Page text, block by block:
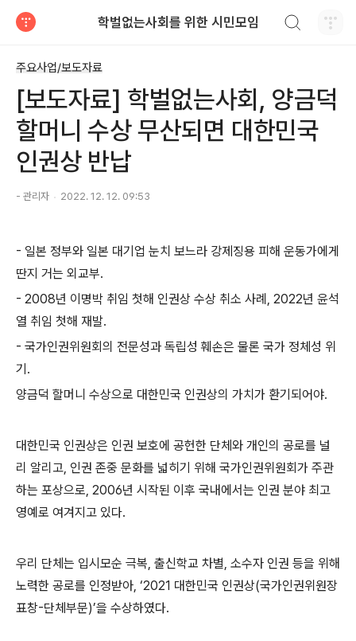
학벌없는사회를 위한 시민모임
주요사업/보도자료
[보도자료] 학벌없는사회, 양금덕
할머니 수상 무산되면 대한민국
인권상 반납
- 관리자 2022. 12. 12. 09:53
- 일본 정부와 일본 대기업 눈치 보느라 강제징용 피해 운동가에게
딴지 거는 외교부.
- 2008년 이명박 취임 첫해 인권상 수상 취소 사례 , 2022년 윤석
열 취임 첫해 재발.
- 국가인권위원회의 전문성과 독립성 훼손은 물론 국가 정체성 위
기 .
양금덕 할머니 수상으로 대한민국 인권상의 가치가 환기되어야.
대한민국 인권상은 인권 보호에 공헌한 단체와 개인의 공로를 널
리 알리고, 인권 존중 문화를 넓히기 위해 국가인권위원회가 주관
하는 포상으로, 2006년 시작된 이후 국내에서는 인권 분야 최고
영예로 여겨지고 있다.
우리 단체는 입시모순 극복, 출신학교 차별, 소수자 인권 등을 위해
노력한 공로를 인정받아, ‘2021 대한민국 인권상(국가인권위원장
표창-단체부문)’을 수상하였다.